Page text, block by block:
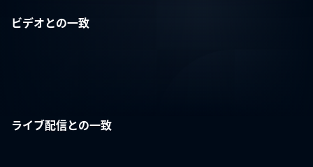
ビデオとの一致
ライブ配信との一致